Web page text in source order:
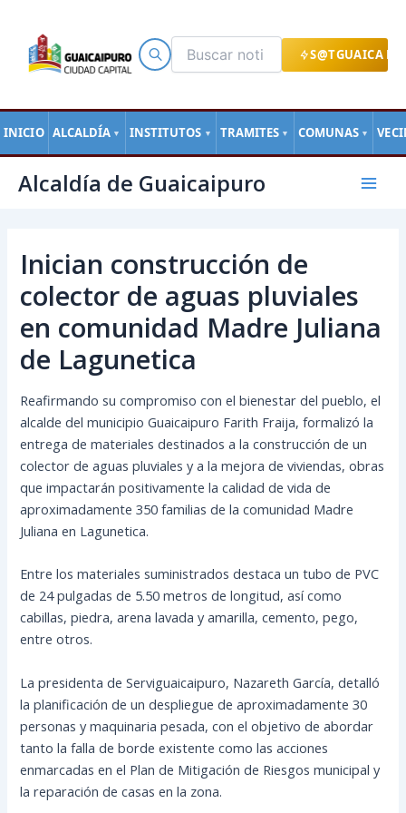
S@TGUAICA
INICIO ALCALDÍA ▼ INSTITUTOS ▼ TRAMITES ▼ COMUNAS ▼
contenido
Alcaldía de Guaicaipuro
Main
Inician construcción de
colector de aguas pluviales
en comunidad Madre Juliana
de Lagunetica
Reafirmando su compromiso con el bienestar del pueblo, el
alcalde del municipio Guaicaipuro Farith Fraija, formalizó la
entrega de materiales destinados a la construcción de un
colector de aguas pluviales y a la mejora de viviendas, obras
que impactarán positivamente la calidad de vida de
aproximadamente 350 familias de la comunidad Madre
Juliana en Lagunetica.
Entre los materiales suministrados destaca un tubo de PVC
de 24 pulgadas de 5.50 metros de longitud, así como
cabillas, piedra, arena lavada y amarilla, cemento, pego,
entre otros.
La presidenta de Serviguaicaipuro, Nazareth García, detalló
la planificación de un despliegue de aproximadamente 30
personas y maquinaria pesada, con el objetivo de abordar
tanto la falla de borde existente como las acciones
enmarcadas en el Plan de Mitigación de Riesgos municipal y
la reparación de casas en la zona.
de